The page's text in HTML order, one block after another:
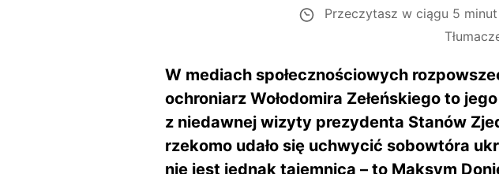
Przeczytasz w ciągu 5 minut
W mediach społecznościowych
ochroniarz Wołodomira Zełeńskiego to
z niedawnej wizyty prezydenta Stanów
rzekomo udało się uchwycić sobowtóra
nie jest jednak tajemnicą – to Maksym